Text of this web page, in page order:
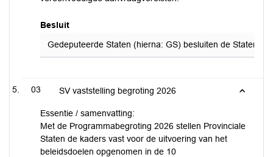
Besluit
Gedeputeerde Staten (hierna: GS) besluiten de
03 SV vaststelling begroting 2026
Essentie / samenvatting:
Met de Programmabegroting 2026 stellen Provinciale
Staten de kaders vast voor de uitvoering van het
beleidsdoelen opgenomen in de 10